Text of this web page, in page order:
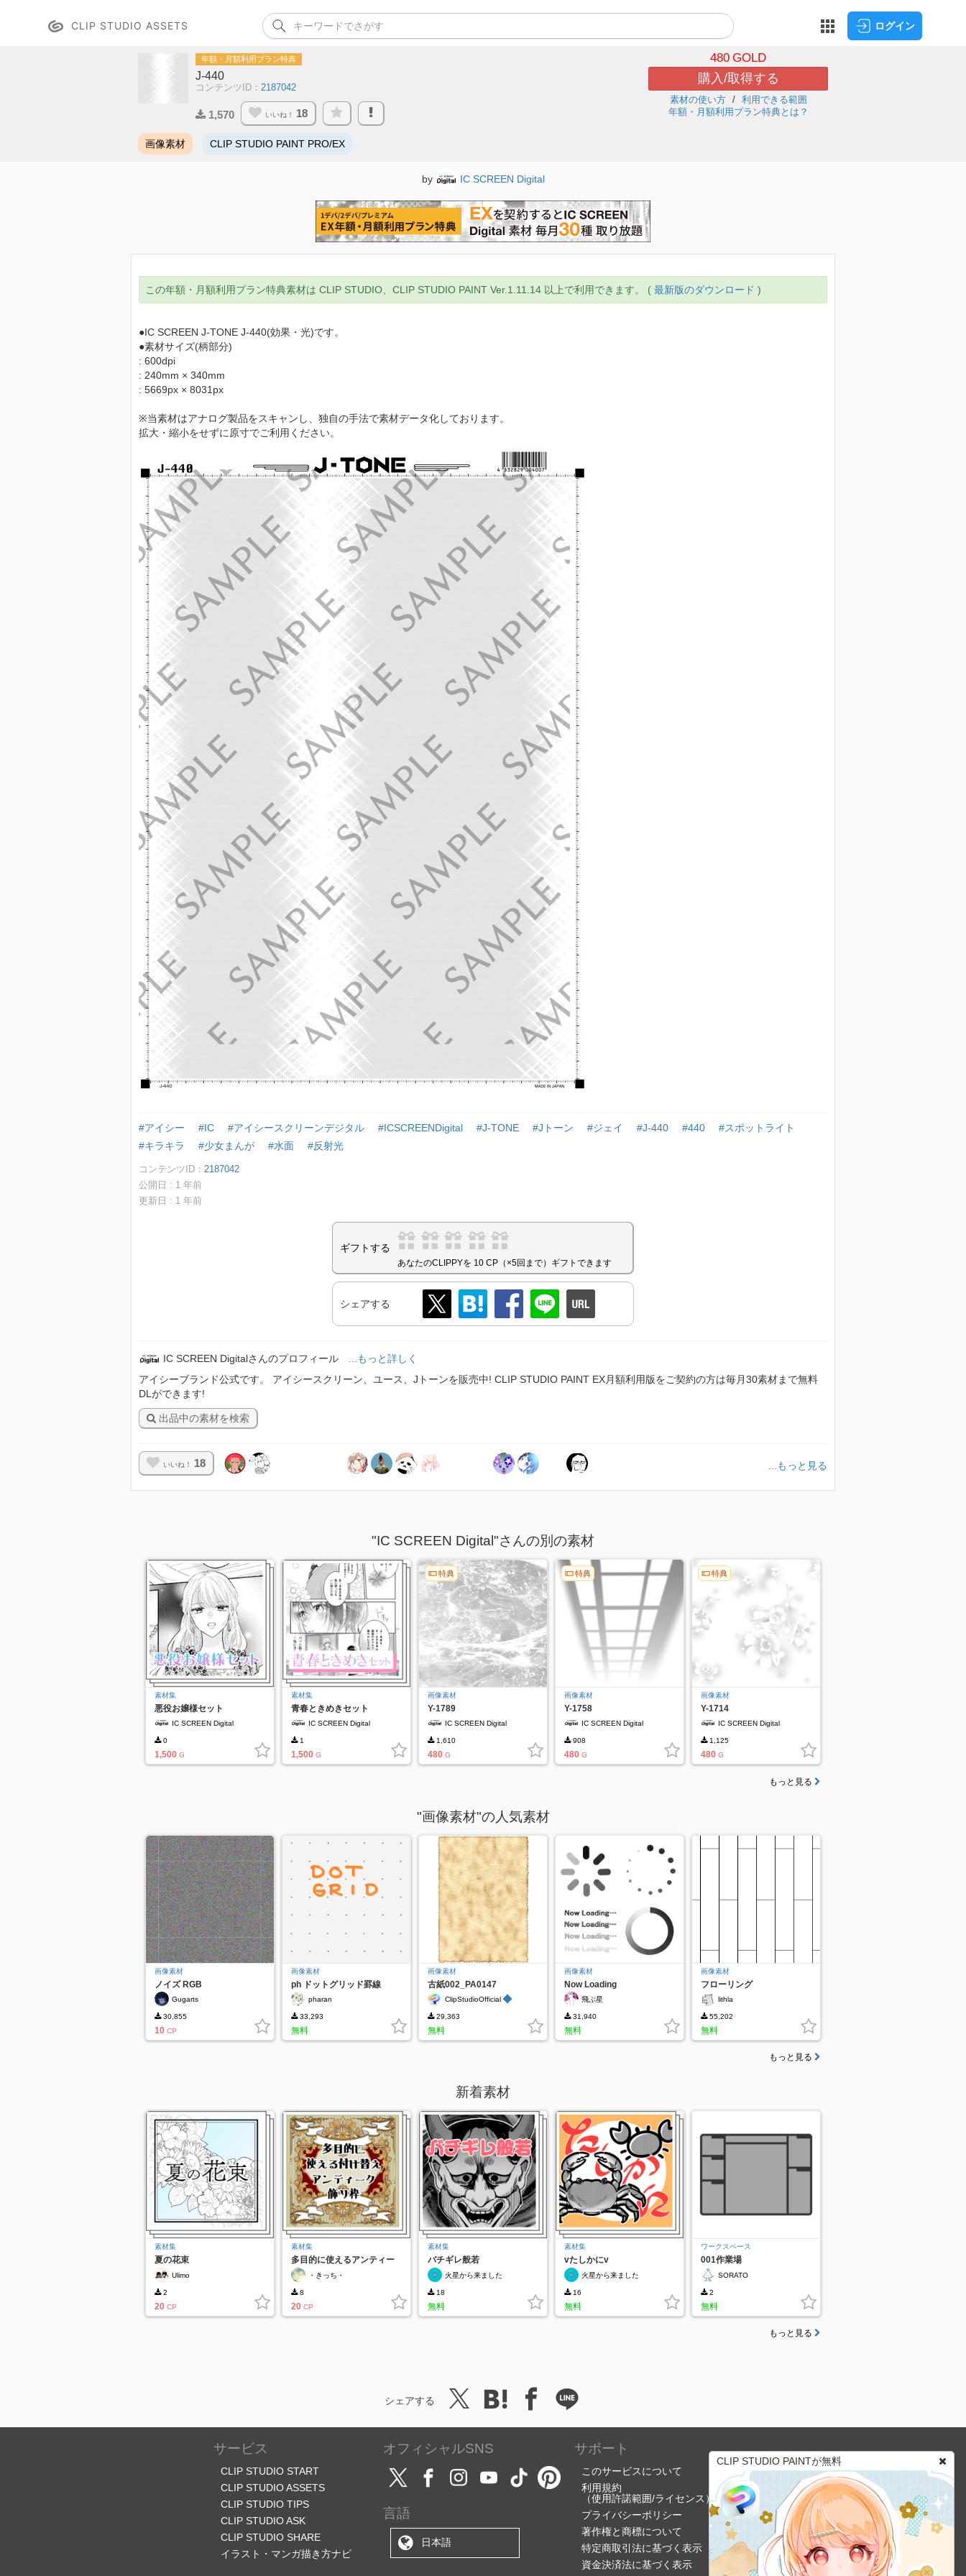
CLIP STUDIO ASSETS ログイン
年額・月額利用プラン特典
J-440
コンテンツID： 2187042
1,570 いいね！ 18
480 GOLD
購入/取得する
素材の使い方
利用できる範囲
年額・月額利用プラン特典とは？
画像素材 CLIP STUDIO PAINT PRO/EX
by IC SCREEN Digital
この年額・月額利用プラン特典素材は CLIP STUDIO、CLIP STUDIO PAINT Ver.1.11.14 以上で利用できます。 ( 最新版のダウンロード )
●IC SCREEN J-TONE J-440(効果・光)です。
●素材サイズ(柄部分)
: 600dpi
: 240mm × 340mm
: 5669px × 8031px
※当素材はアナログ製品をスキャンし、独自の手法で素材データ化しております。
拡大・縮小をせずに原寸でご利用ください。
#アイシー #IC #アイシースクリーンデジタル #ICSCREENDigital #J-TONE #Jトーン #ジェイ #J-440 #440
#スポットライト
#キラキラ
#少女まんが #水面 #反射光
コンテンツID： 2187042
公開日 : 1 年前
更新日 : 1 年前
ギフトする
あなたのCLIPPYを 10 CP（×5回まで）ギフトできます
シェアする
IC SCREEN Digitalさんのプロフィール
...もっと詳しく
アイシーブランド公式です。 アイシースクリーン、ユース、Jトーンを販売中! CLIP STUDIO PAINT EX月額利用版をご契約の方は毎月30素材まで無料
DLができます!
出品中の素材を検索
いいね！ 18 ...もっと見る
"IC SCREEN Digital"さんの別の素材
素材集
悪役お嬢様セット
IC SCREEN Digital
0
1,500 G
素材集
青春ときめきセット
IC SCREEN Digital
1
1,500 G
特典
画像素材
Y-1789
IC SCREEN Digital
1,610
480 G
特典
画像素材
Y-1758
IC SCREEN Digital
908
480 G
特典
画像素材
Y-1714
IC SCREEN Digital
1,125
480 G
もっと見る
"画像素材"の人気素材
画像素材
ノイズ RGB
Gugarts
30,855
10 CP
画像素材
ph ドットグリッド罫線
pharan
33,293
無料
画像素材
古紙002_PA0147
ClipStudioOfficial◆
29,363
無料
画像素材
Now Loading
飛ぶ星
31,940
無料
画像素材
フローリング
lithla
55,202
無料
もっと見る
新着素材
素材集
夏の花束
Ulimo
2
20 CP
素材集
多目的に使えるアンティー
ク葉飾り枠
・きっち・
8
20 CP
素材集
バチギレ般若
火星から来ました
18
無料
素材集
vたしかにv
火星から来ました
16
無料
ワークスペース
001作業場
SORATO
2
無料
もっと見る
CLIP STUDIO PAINTが無料
シェアする
サービス
CLIP STUDIO START
CLIP STUDIO ASSETS
CLIP STUDIO TIPS
CLIP STUDIO ASK
CLIP STUDIO SHARE
イラスト・マンガ描き方ナビ
オフィシャルSNS
言語
日本語
サポート
このサービスについて
利用規約
（使用許諾範囲/ライセンス）
プライバシーポリシー
著作権と商標について
特定商取引法に基づく表示
資金決済法に基づく表示